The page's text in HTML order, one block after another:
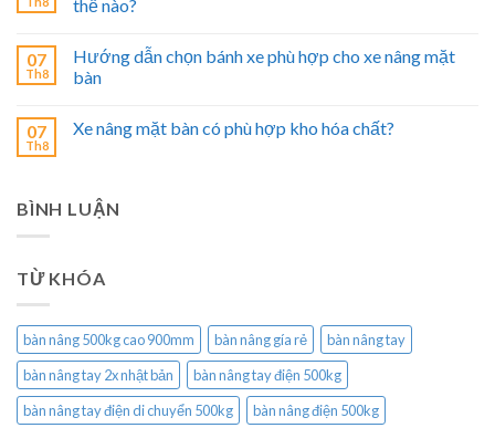
thế nào?
07
Th8
Hướng dẫn chọn bánh xe phù hợp cho xe nâng mặt
bàn
07
Th8
Xe nâng mặt bàn có phù hợp kho hóa chất?
BÌNH LUẬN
TỪ KHÓA
bàn nâng 500kg cao 900mm bàn nâng gía rẻ
bàn nâng tay
bàn nâng tay 2x nhật bản
bàn nâng tay điện 500kg
bàn nâng tay điện di chuyển 500kg
bàn nâng điện 500kg